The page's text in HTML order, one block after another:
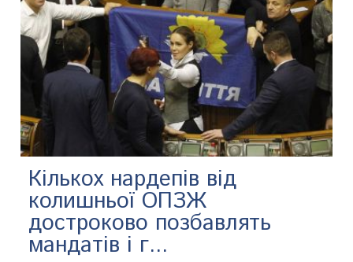
Кількох нардепів від
колишньої ОПЗЖ
достроково позбавлять
мандатів і г...